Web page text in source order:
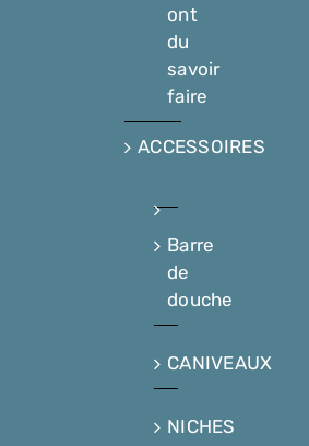
ont
du
savoir
faire
ACCESSOIRES
Barre
de
douche
CANIVEAUX
NICHES